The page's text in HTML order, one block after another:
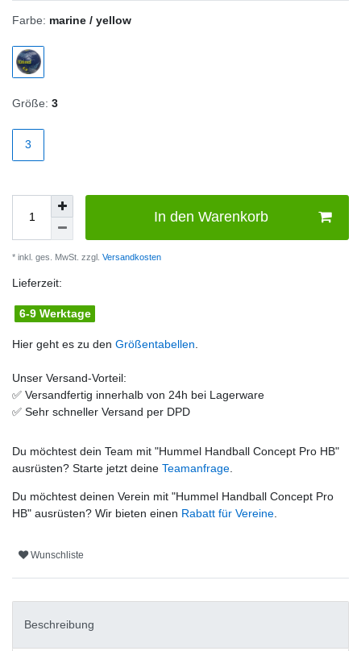
Farbe: marine / yellow
Größe: 3
3
In den Warenkorb
* inkl. ges. MwSt. zzgl. Versandkosten
Lieferzeit:
6-9 Werktage
Hier geht es zu den Größentabellen
Unser Versand-Vorteil:
✅ Versandfertig innerhalb von 24h bei Lagerware
✅ Sehr schneller Versand per DPD
Du möchtest dein Team mit "Hummel Handball Concept Pro HB"
ausrüsten? Starte jetzt deine Teamanfrage
Du möchtest deinen Verein mit "Hummel Handball Concept Pro
HB" ausrüsten? Wir bieten einen Rabatt für Vereine
Wunschliste
Beschreibung